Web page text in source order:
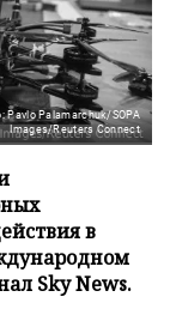
Pavlo Palamarchuk/SOPA
Images/Reuters Connect
в
Sky News.